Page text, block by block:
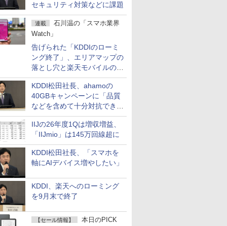
セキュリティ対策などに課題
連載
石川温の「スマホ業界
Watch」
告げられた「KDDIのローミ
ング終了」、エリアマップの
落とし穴と楽天モバイルの課
題
KDDI松田社長、ahamoの
40GBキャンペーンに「品質
などを含めて十分対抗でき
る」
IIJの26年度1Qは増収増益、
「IIJmio」は145万回線超に
KDDI松田社長、「スマホを
軸にAIデバイス増やしたい」
KDDI、楽天へのローミング
を9月末で終了
【セール情報】
本日のPICK